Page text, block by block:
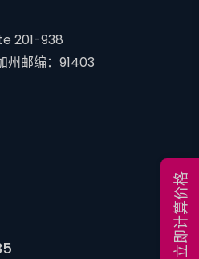
201-938
州邮编：91403
立即计算价格